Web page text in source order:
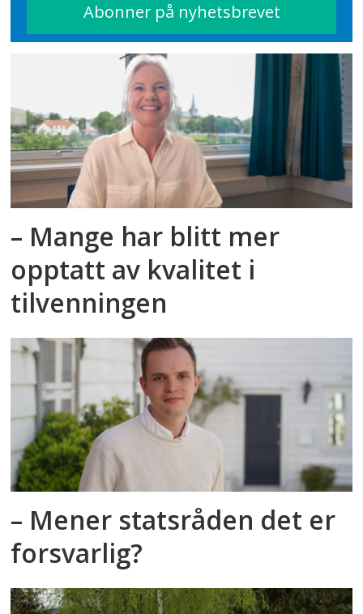
– Mange har blitt mer
opptatt av kvalitet i
tilvenningen
– Mener statsråden det er
forsvarlig?